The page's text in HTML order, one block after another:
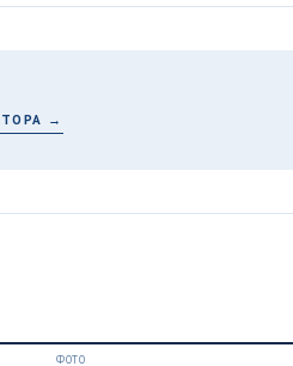
→